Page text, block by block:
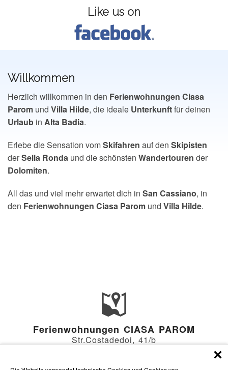
Like us on
Willkommen
Herzlich willkommen in den Ferienwohnungen Ciasa
Parom und Villa Hilde, die ideale Unterkunftfür deinen
Urlaub in Alta Badia.
Erlebe die Sensation vomSkifahren auf den Skipisten
derSella Ronda und die schönsten Wandertouren der
Dolomiten.
All das und viel mehr erwartet dich in San Cassiano, in
den Ferienwohnungen Ciasa Parom und Villa Hilde.
Ferienwohnungen CIASA PAROM
Str.Costadedoi, 41/b